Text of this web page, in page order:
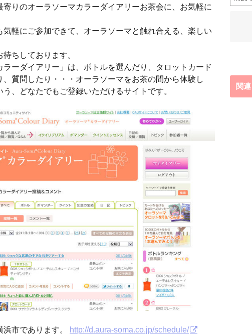
りのオーラソーマカラーダイアリーお茶会に、お気軽に
軽にご参加できて、オーラソーマと触れ合える、楽しい
ちしております。
ーダイアリー」は、ボトルを選んだり、タロットカード
質問したり・・・オーラソーマをお茶の間から体験し
、どなたでもご登録いただけるサイトです。
市であります。 http://d.aura-soma.co.jp/schedule/
関